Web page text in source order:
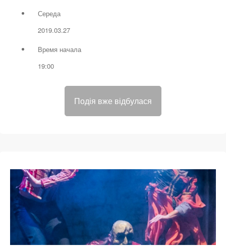
Середа
2019.03.27
Время начала
19:00
Подія вже відбулася